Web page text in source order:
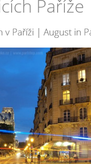
Paříže
v Paříži | August in